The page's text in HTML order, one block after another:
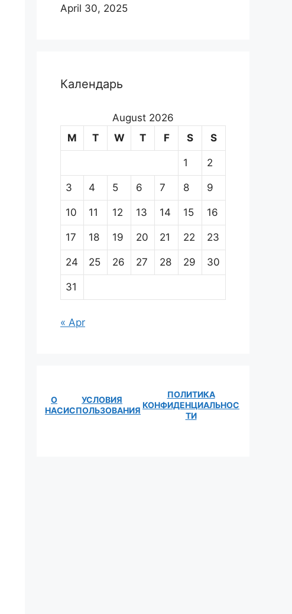
April 30, 2025
Календарь
August 2026
M
T W T F S S
1 2
3 4 5 6 7 8 9
10 11 12 13 14 15 16
17 18 19 20 21 22 23
24 25 26 27 28 29 30
31
« Apr
О
НАС
УСЛОВИЯ
ИСПОЛЬЗОВАНИЯ
ПОЛИТИКА
КОНФИДЕНЦИАЛЬНОС
ТИ